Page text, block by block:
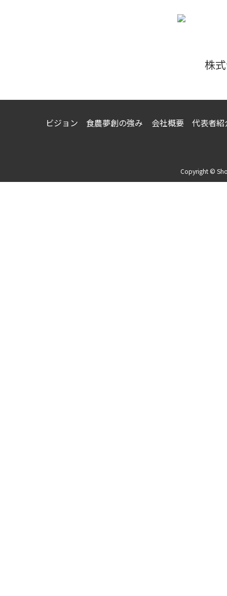
株
ビジョン 食農夢創の強み 会社概要 代表者紹
Copyright ©